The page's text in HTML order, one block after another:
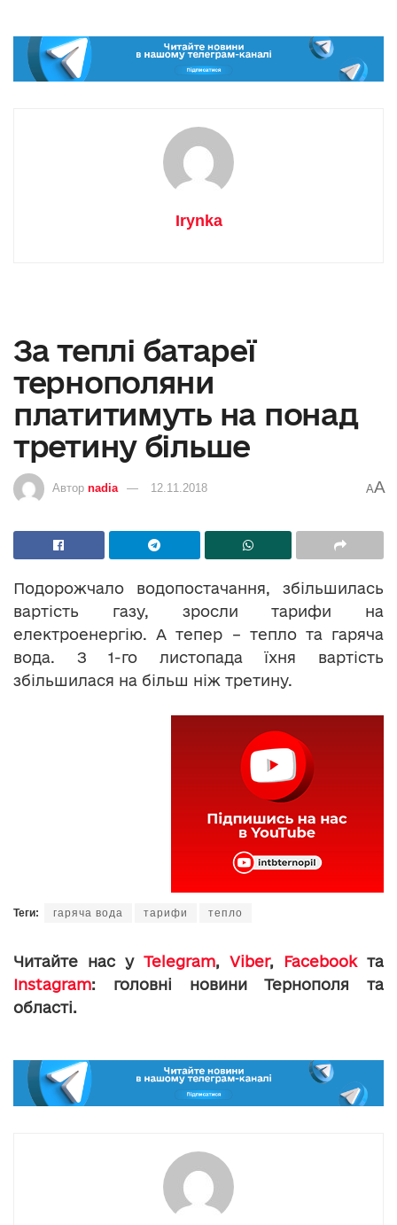
Irynka
За теплі батареї
тернополяни
платитимуть на понад
третину більше
Автор nadia 12.11.2018 AA
Подорожчало водопостачання, збільшилась
вартість газу, зросли тарифи на
електроенергію. А тепер – тепло та гаряча
вода. З 1-го листопада їхня вартість
збільшилася на більш ніж третину.
Теги: гаряча вода тарифи тепло
Читайте нас у Telegram, Viber, Facebookта
Instagram: головні новини Тернополя та
області.